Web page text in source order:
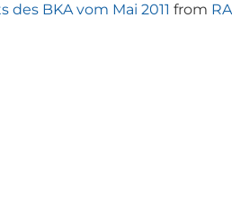
BKA vom Mai 2011 from